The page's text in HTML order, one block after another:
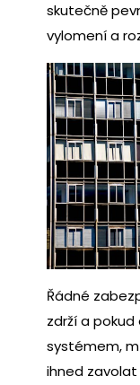
skutečně
vylomení a
Řádné
zdrží a
systémem,
ihned zavolat